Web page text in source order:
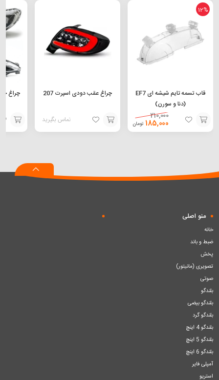
12%
قاب تسمه تایم شیشه ای EF7
(دنا و سورن)
210,000
185,000 تومان
افزودن
چراغ عقب دودی اسپرت 207
تماس بگیرید
افزودن
افزودن
سبد
منو اصلی
خانه
ضبط و باند
پخش
تصویری (مانیتور)
صوتی
بلندگو
بلندگو بیضی
بلندگو گرد
بلندگو 4 اینچ
بلندگو 5 اینچ
بلندگو 6 اینچ
آمپلی فایر
استریو